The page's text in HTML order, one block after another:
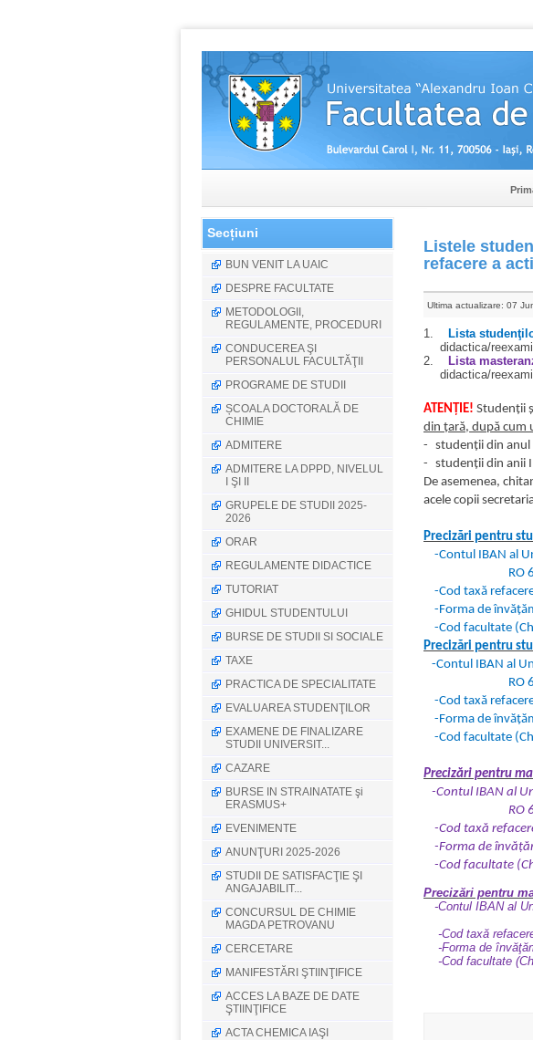
Secțiuni
BUN VENIT LA UAIC
DESPRE FACULTATE
METODOLOGII,
REGULAMENTE, PROCEDURI
CONDUCEREA ŞI
PERSONALUL FACULTĂŢII
PROGRAME DE STUDII
ȘCOALA DOCTORALĂ DE
CHIMIE
ADMITERE
ADMITERE LA DPPD, NIVELUL
I ŞI II
GRUPELE DE STUDII 2025-
2026
ORAR
REGULAMENTE DIDACTICE
TUTORIAT
GHIDUL STUDENTULUI
BURSE DE STUDII SI SOCIALE
TAXE
PRACTICA DE SPECIALITATE
EVALUAREA STUDENŢILOR
EXAMENE DE FINALIZARE
STUDII UNIVERSIT...
CAZARE
BURSE IN STRAINATATE şi
ERASMUS+
EVENIMENTE
ANUNŢURI 2025-2026
STUDII DE SATISFACŢIE ŞI
ANGAJABILIT...
CONCURSUL DE CHIMIE
MAGDA PETROVANU
CERCETARE
MANIFESTĂRI ŞTIINŢIFICE
ACCES LA BAZE DE DATE
ŞTIINŢIFICE
ACTA CHEMICA IAŞI
Listele
refacere a
Ultima actualizare: 07
1. Lista
didactica/
2.
Lista
didactica/
ATENŢIE! Studenţii
din ţară, după cum
- studenţii din anul
- studenţii din anii
De asemenea,
acele copii
Precizări pentru
-Contul IBAN al
RO 68
-Cod taxă
-Forma de
-Cod facultate
Precizări pentru
-Contul IBAN al
RO 68
-Cod taxă
-Forma de
-Cod facultate
Precizări pentru
-Contul IBAN al
RO 68
-Cod taxă
-Forma de
-Cod facultate
Precizări pentru
-Contul IBAN al
RO 68
-Cod taxă
-Forma de
-Cod facultate